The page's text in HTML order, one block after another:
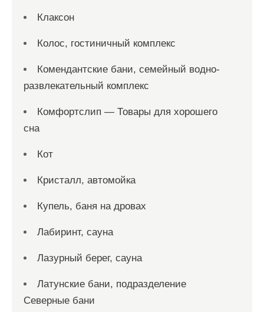
Клаксон
Колос, гостиничный комплекс
Комендантские бани, семейный водно-
развлекательный комплекс
Комфортслип — Товары для хорошего
сна
Кот
Кристалл, автомойка
Купель, баня на дровах
Лабиринт, сауна
Лазурный берег, сауна
Латунские бани, подразделение
Северные бани